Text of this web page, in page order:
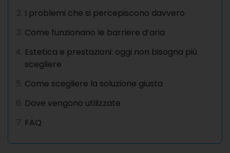
I problemi che si percepiscono davvero
Come funzionano le barriere d’aria
Estetica e prestazioni: oggi non bisogna più
scegliere
Come scegliere la soluzione giusta
Dove vengono utilizzate
FAQ